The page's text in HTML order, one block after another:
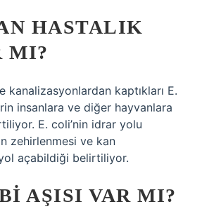
HASTALIK
MI?
kanalizasyonlardan kaptıkları E.
insanlara ve diğer hayvanlara
E. coli’nin idrar yolu
zehirlenmesi ve kan
açabildiği belirtiliyor.
AŞISI VAR MI?